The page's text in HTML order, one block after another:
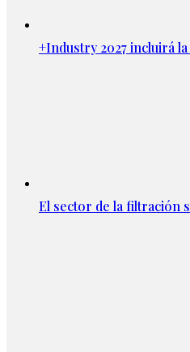
+Industry 2027 incluirá
El sector de la filtración